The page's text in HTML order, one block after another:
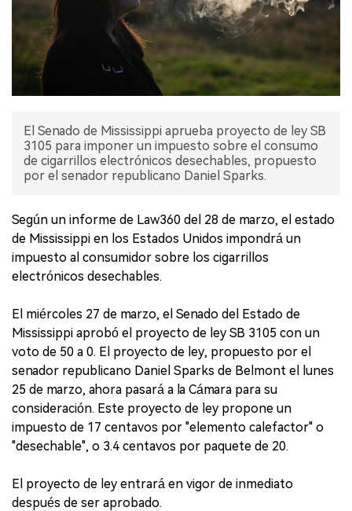
El Senado de Mississippi aprueba proyecto de ley SB
3105 para imponer un impuesto sobre el consumo
de cigarrillos electrónicos desechables, propuesto
por el senador republicano Daniel Sparks.
Según un informe de Law360 del 28 de marzo, el estado
de Mississippi en los Estados Unidos impondrá un
impuesto al consumidor sobre los cigarrillos
electrónicos desechables.
El miércoles 27 de marzo, el Senado del Estado de
Mississippi aprobó el proyecto de ley SB 3105 con un
voto de 50 a 0. El proyecto de ley, propuesto por el
senador republicano Daniel Sparks de Belmont el lunes
25 de marzo, ahora pasará a la Cámara para su
consideración. Este proyecto de ley propone un
impuesto de 17 centavos por "elemento calefactor" o
"desechable", o 3.4 centavos por paquete de 20.
El proyecto de ley entrará en vigor de inmediato
después de ser aprobado.